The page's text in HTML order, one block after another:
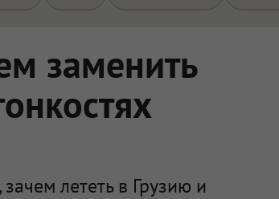
заменить
лететь в Грузию и